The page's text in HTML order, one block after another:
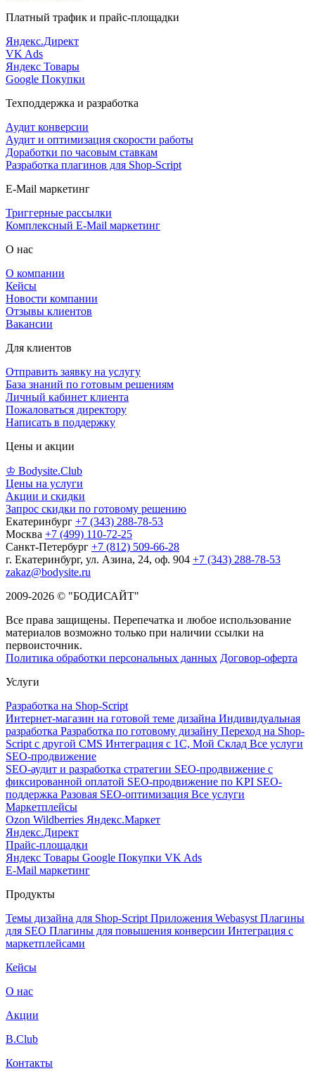
Платный трафик и прайс-площадки
Яндекс.Директ
VK Ads
Яндекс Товары
Google Покупки
Техподдержка и разработка
Аудит конверсии
Аудит и оптимизация скорости работы
Доработки по часовым ставкам
Разработка плагинов для Shop-Script
E-Mail маркетинг
Триггерные рассылки
Комплексный E-Mail маркетинг
О нас
О компании
Кейсы
Новости компании
Отзывы клиентов
Вакансии
Для клиентов
Отправить заявку на услугу
База знаний по готовым решениям
Личный кабинет клиента
Пожаловаться директору
Написать в поддержку
Цены и акции
♔ Bodysite.Club
Цены на услуги
Акции и скидки
Запрос скидки по готовому решению
Екатеринбург +7 (343) 288-78-53
Москва +7 (499) 110-72-25
Санкт-Петербург +7 (812) 509-66-28
г. Екатеринбург, ул. Азина, 24, оф. 904 +7 (343) 288-78-53
zakaz@bodysite.ru
2009-2026 © "БОДИСАЙТ"
Все права защищены. Перепечатка и любое использование
материалов возможно только при наличии ссылки на
первоисточник.
Политика обработки персональных данных Договор-оферта
Услуги
Разработка на Shop-Script
Интернет-магазин на готовой теме дизайна Индивидуальная
разработка Разработка по готовому дизайну Переход на Shop-
Script с другой CMS Интеграция с 1С, Мой Склад Все услуги
SEO-продвижение
SEO-аудит и разработка стратегии SEO-продвижение с
фиксированной оплатой SEO-продвижение по KPI SEO-
поддержка Разовая SEO-оптимизация Все услуги
Маркетплейсы
Ozon Wildberries Яндекс.Маркет
Яндекс.Директ
Прайс-площадки
Яндекс Товары Google Покупки VK Ads
E-Mail маркетинг
Продукты
Темы дизайна для Shop-Script Приложения Webasyst Плагины
для SEO Плагины для повышения конверсии Интеграция с
маркетплейсами
Кейсы
О нас
Акции
B.Club
Контакты